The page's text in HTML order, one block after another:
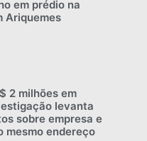
em prédio na
Ariquemes
2 milhões em
levanta
sobre empresa e
mesmo endereço